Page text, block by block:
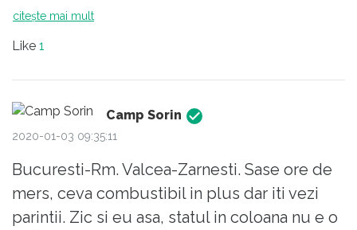
alta ruta, alt mijloc de transport, dar ... daca
In locul dv eu as face supa si as merge sa
mancam inpreuna ( in alta zi ).
citește mai mult
Like 1
Camp Sorin
2020-01-03 09:35:11
Bucuresti-Rm. Valcea-Zarnesti. Sase ore de
mers, ceva combustibil in plus dar iti vezi
parintii. Zic si eu asa, statul in coloana nu e o